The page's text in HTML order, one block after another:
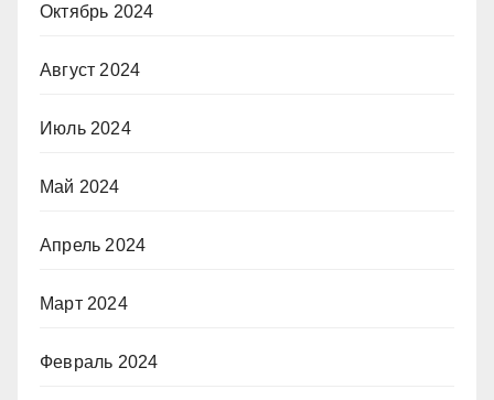
Октябрь 2024
Август 2024
Июль 2024
Май 2024
Апрель 2024
Март 2024
Февраль 2024